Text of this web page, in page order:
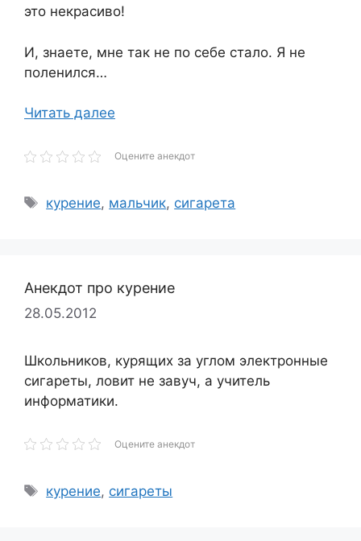
это некрасиво!
И, знаете, мне так не по себе стало. Я не
поленился…
Читать далее
Оцените анекдот
Метки
курение, мальчик, сигарета
Анекдот про курение
28.05.2012
Школьников, курящих за углом электронные
сигареты, ловит не завуч, а учитель
информатики.
Оцените анекдот
Метки
курение, сигареты